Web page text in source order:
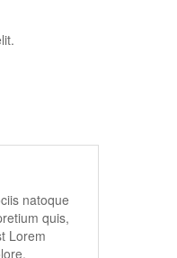
natoque
quis,
Lorem